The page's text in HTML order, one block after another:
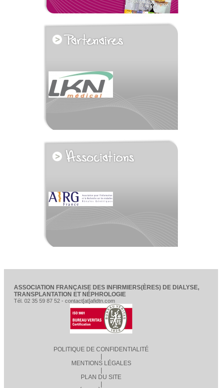
voir tous les partenaires
ASSOCIATION FRANÇAISE DES INFIRMIERS(ÈRES) DE DIALYSE,
TRANSPLANTATION ET NÉPHROLOGIE
Tél. 02 35 59 87 52 - contact[at]afidtn.com
POLITIQUE DE CONFIDENTIALITÉ
MENTIONS LÉGALES
PLAN DU SITE